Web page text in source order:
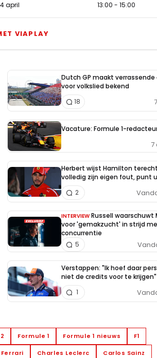
april 13:00 - 15:00
VIAPLAY
Dutch GP maakt
voor volkslied bekend
18
Vacature: Formule 1-
7
Herbert wijst Hamilton
volledig zijn eigen fout, punt
2
INTERVIEW Russell waarschuwt
voor 'gemakzucht' in strijd
concurrentie
5
Verstappen: "Ik hoef daar
niet de credits voor te krijgen"
1
Formule 1 Formule 1 nieuws F1
Ferrari Charles Leclerc Carlos Sainz